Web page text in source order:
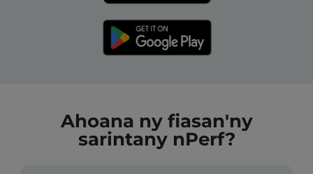
Ahoana ny fiasan'ny
sarintany nPerf?